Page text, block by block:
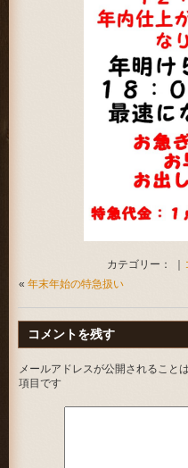
カテゴリー： ｜
«年末年始の特急扱い
コメントを残す
メールアドレスが公開されること
項目です